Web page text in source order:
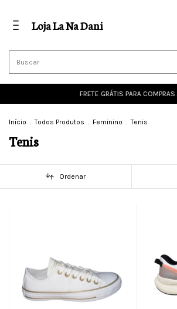
Loja La Na Dani
FRETE GRÁTIS PARA COMPRAS ACIMA
Início . Todos Produtos . Feminino . Tenis
Tenis
Ordenar